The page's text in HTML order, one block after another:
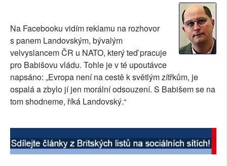
Na Facebooku vidím reklamu na rozhovor
s panem Landovským, bývalým
velvyslancem ČR u NATO, který teď pracuje
pro Babišovu vládu. Tohle je v té upoutávce
napsáno: „Evropa není na cestě k světlým zítřkům, je
ospalá a zbylo jí jen morální odsouzení. S Babišem se na
tom shodneme, říká Landovský.“